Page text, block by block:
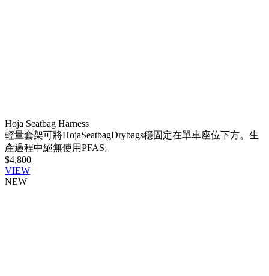
Hoja Seatbag Harness
輕量套架可將HojaSeatbagDrybags穩固定在單車座位下方。生
產過程中絕無使用PFAS。
$4,800
VIEW
NEW